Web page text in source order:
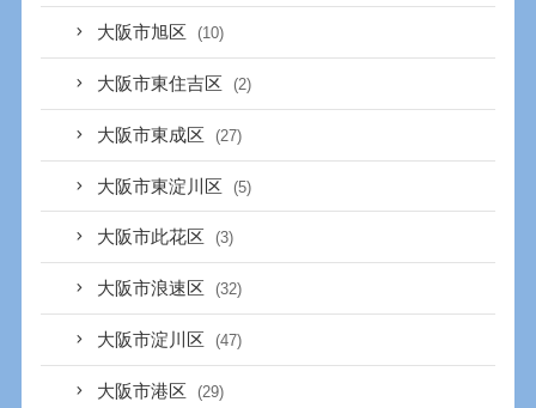
大阪市旭区 (10)
大阪市東住吉区 (2)
大阪市東成区 (27)
大阪市東淀川区 (5)
大阪市此花区 (3)
大阪市浪速区 (32)
大阪市淀川区 (47)
大阪市港区 (29)